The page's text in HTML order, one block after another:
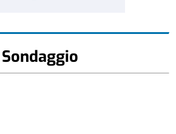
Sondaggio